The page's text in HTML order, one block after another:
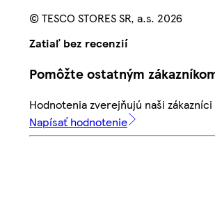
© TESCO STORES SR, a.s. 2026
Zatiaľ bez recenzií
Pomôžte ostatným
Hodnotenia zverejňujú naši
Napísať hodnotenie